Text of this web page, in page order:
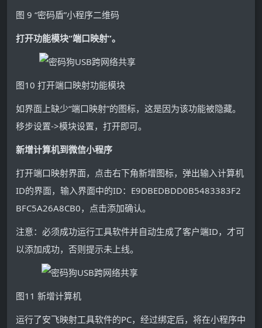
图 9 “密码盾”小程序二维码
打开功能模块“端口映射”。
图10 打开端口映射功能模块
如界面上缺少“端口映射”的图标，这是因为该功能被隐藏。
移步设置->模块设置，打开即可。
新增计算机到微信小程序
打开端口映射界面，点击右下角新增图标，弹出输入计算机
ID的界面，输入界面中的ID：E9DBEDBDD0B5483383F2
BFC5A26A8CB0，点击添加确认。
注意：必须成功运行工具软件并自动生成了客户端ID，才可
以添加成功，否则提示未上线。
图11 新增计算机
运行了安飞映射工具软件的PC，经过绑定后，将在小程序中